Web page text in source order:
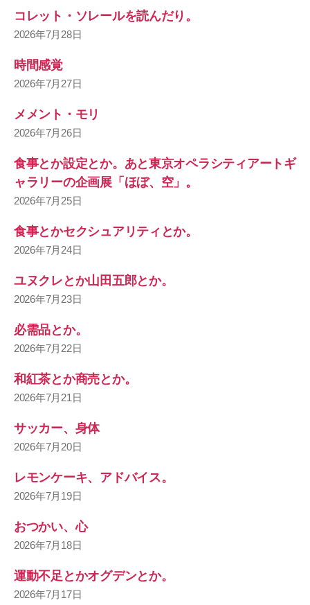
コレット・ソレールを読んだり。
2026年7月28日
時間感覚
2026年7月27日
メメント・モリ
2026年7月26日
食事とか設定とか。あと東京オペラシティアートギ
ャラリーの企画展「ほぼ、空」。
2026年7月25日
食事とかセクシュアリティとか。
2026年7月24日
ユヌクレとか山田五郎とか。
2026年7月23日
必需品とか。
2026年7月22日
和紅茶とか商売とか。
2026年7月21日
サッカー、身体
2026年7月20日
レモンケーキ、アドバイス。
2026年7月19日
おつかい、心
2026年7月18日
運動不足とかオグデンとか。
2026年7月17日